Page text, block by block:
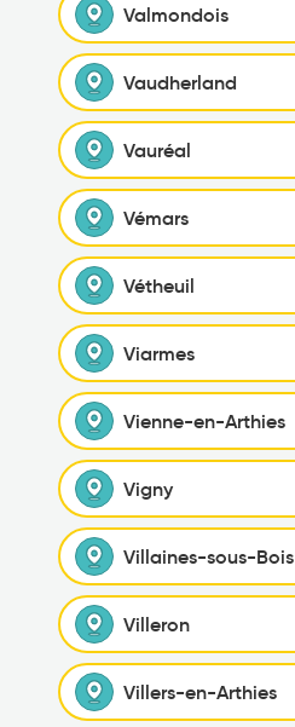
Valmondois
Vaudherland
Vauréal
Vémars
Vétheuil
Viarmes
Vienne-en-Arthies
Vigny
Villaines-sous-Bois
Villeron
Villers-en-Arthies